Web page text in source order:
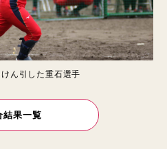
ん引した重石選手
結果一覧